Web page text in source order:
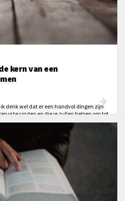
kern van een
denk wel dat er een handvol dingen zijn
te vinden en die je zullen helpen om tot